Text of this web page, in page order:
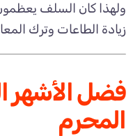
ولهذا كان السلف
زيادة الطاعات وترك
فضل الأشهر
المحرم